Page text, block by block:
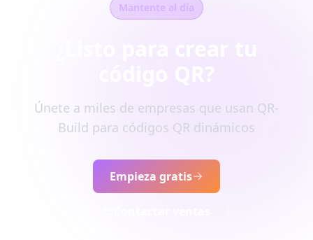
Mantente al día
Únete a miles de empresas que usan QR-
Build para códigos QR dinámicos
Empieza gratis